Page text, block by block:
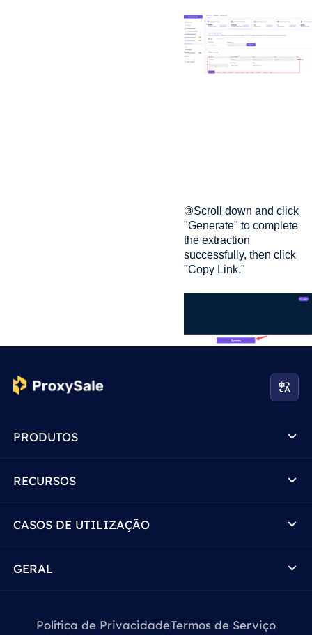
③Scroll down and click
"Generate" to complete
the extraction
successfully, then click
"Copy Link."
PRODUTOS
RECURSOS
CASOS DE UTILIZAÇÃO
GERAL
Política de PrivacidadeTermos de Serviço